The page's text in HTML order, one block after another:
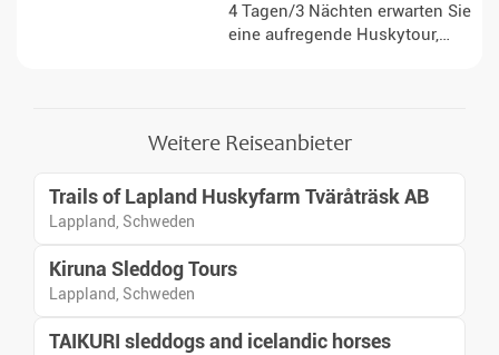
4 Tagen/3 Nächten erwarten Sie
eine aufregende Huskytour,
schneebedeckte Landschaft
traditionelle Küche in der
Weitere Reiseanbieter
Trails of Lapland Huskyfarm Tväråträsk AB
Lappland, Schweden
Kiruna Sleddog Tours
Lappland, Schweden
TAIKURI sleddogs and icelandic horses